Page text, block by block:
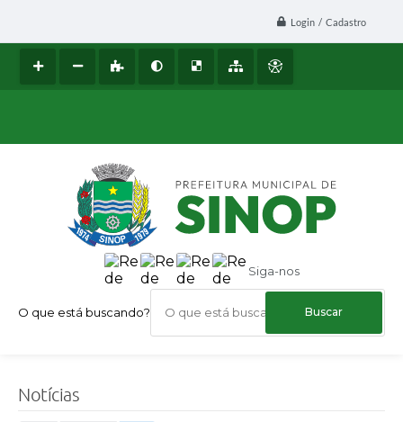
Login / Cadastro
Siga-nos
O que está buscando?
Notícias